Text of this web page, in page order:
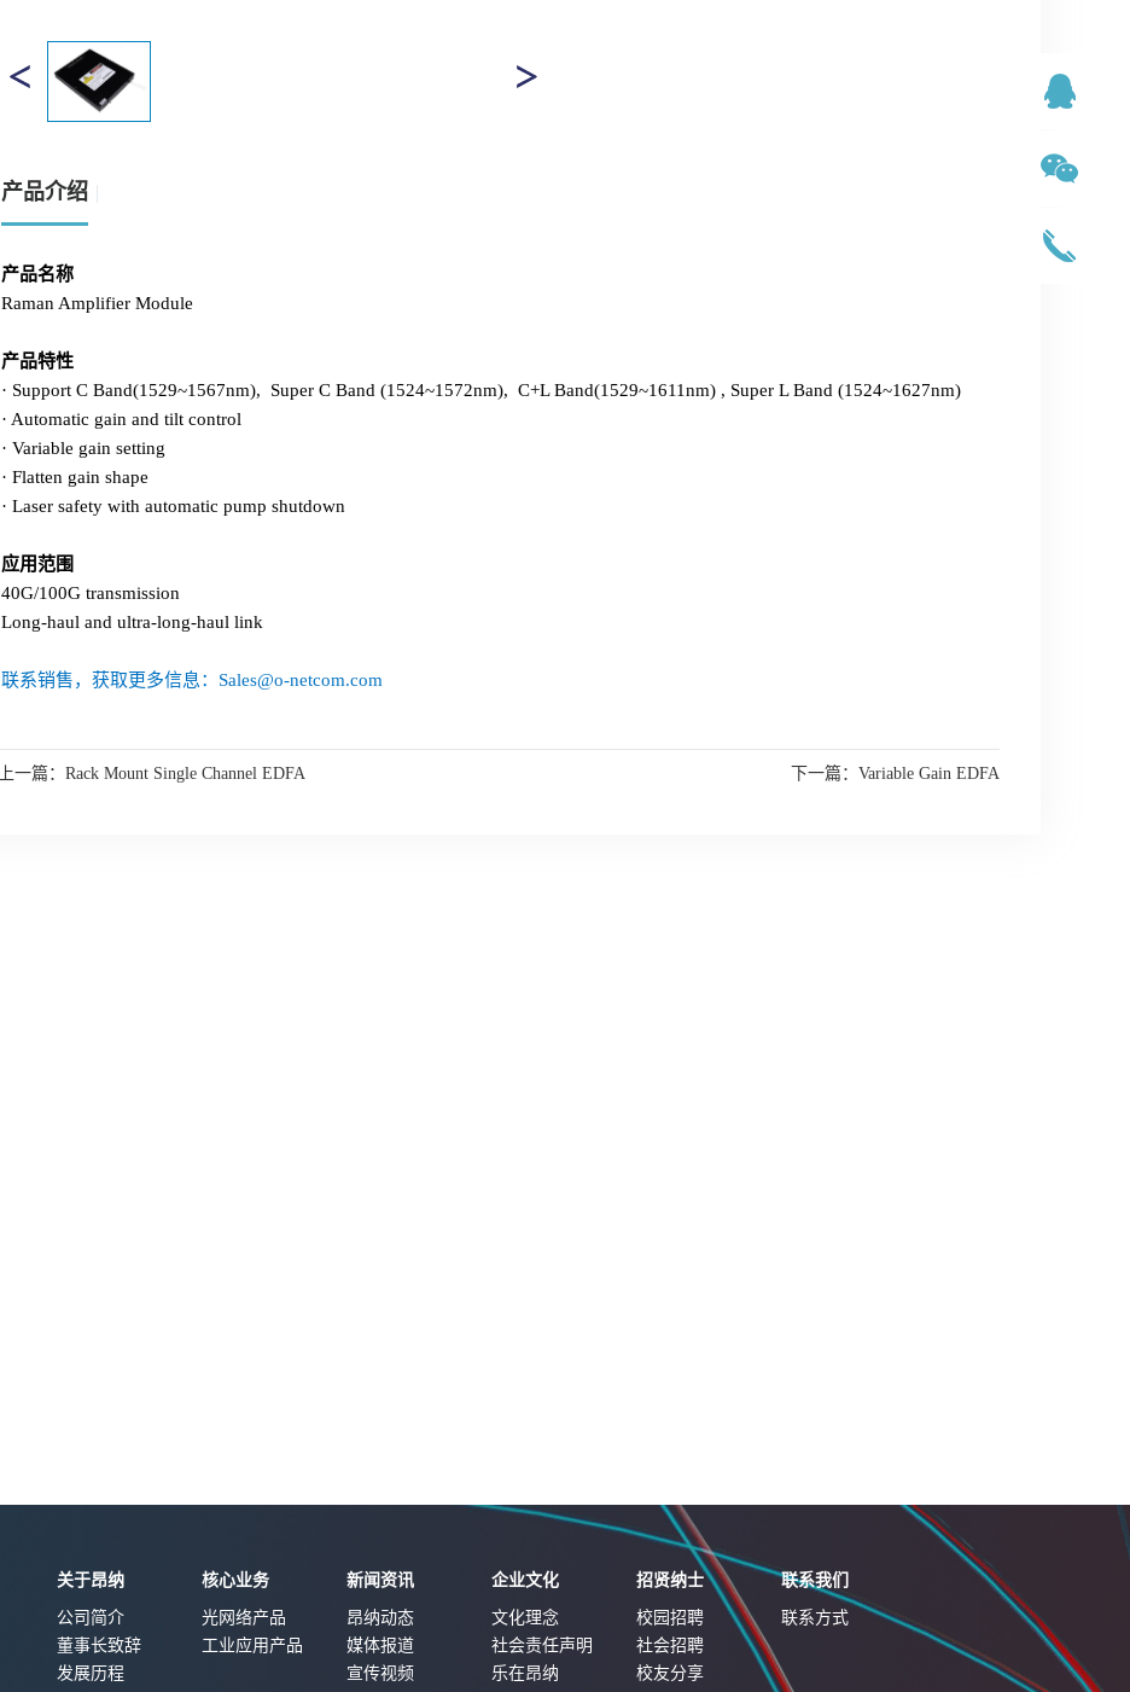
产品介绍
产品名称
Raman Amplifier Module
产品特性
· Support C Band(1529~1567nm), Super C Band (1524~1572nm), C+L Band(1529~1611nm) , Super L Band (1524~1627nm)
· Automatic gain and tilt control
· Variable gain setting
· Flatten gain shape
· Laser safety with automatic pump shutdown
应用范围
40G/100G transmission
Long-haul and ultra-long-haul link
联系销售，获取更多信息：Sales@o-netcom.com
上一篇： Rack Mount Single Channel EDFA 下一篇： Variable Gain EDFA
关于昂纳
公司简介
董事长致辞
发展历程
核心业务
光网络产品
工业应用产品
新闻资讯
昂纳动态
媒体报道
宣传视频
企业文化
文化理念
社会责任声明
乐在昂纳
招贤纳士
校园招聘
社会招聘
校友分享
联系我们
联系方式